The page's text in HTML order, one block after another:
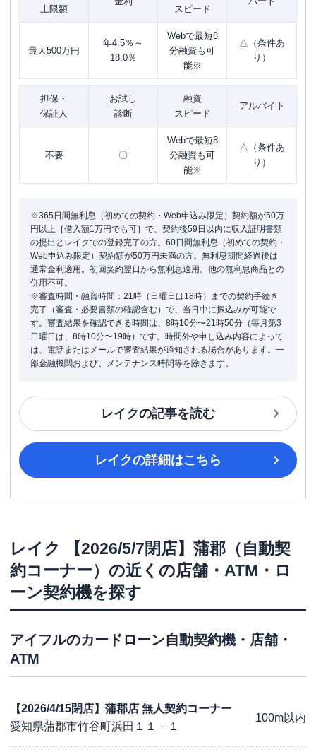
上限額 スピード
最大500万円
年4.5％～
18.0％
Webで最短8
分融資も可
能※
△（条件あ
り）
担保・
保証人
お試し
診断
融資
スピード
アルバイト
不要 〇
Webで最短8
分融資も可
能※
△（条件あ
り）
※365日間無利息（初めての契約・Web申込み限定）契約額が50万
円以上［借入額1万円でも可］で、契約後59日以内に収入証明書類
の提出とレイクでの登録完了の方。60日間無利息（初めての契約・
Web申込み限定）契約額が50万円未満の方。無利息期間経過後は
通常金利適用。初回契約翌日から無利息適用。他の無利息商品との
併用不可。
※審査時間・融資時間：21時（日曜日は18時）までの契約手続き
完了（審査・必要書類の確認含む）で、当日中に振込みが可能で
す。審査結果を確認できる時間は、8時10分〜21時50分（毎月第3
日曜日は、8時10分〜19時）です。時間外や申し込み内容によって
は、電話またはメールで審査結果が通知される場合があります。一
部金融機関および、メンテナンス時間等を除きます。
レイクの記事を読む
レイクの詳細はこちら
レイク
【2026/5/7閉店】蒲郡（自動契
約コーナー） の近くの店舗・ATM・ロ
ーン契約機を探す
アイフルのカードローン自動契約機・店舗・
ATM
【2026/4/15閉店】蒲郡店 無人契約コーナー
愛知県蒲郡市竹谷町浜田１１－１
100m以内